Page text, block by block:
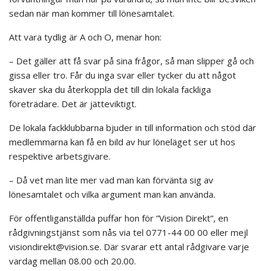
sedan när man kommer till lönesamtalet.
Att vara tydlig är A och O, menar hon:
– Det gäller att få svar på sina frågor, så man slipper gå och
gissa eller tro. Får du inga svar eller tycker du att något
skaver ska du återkoppla det till din lokala fackliga
företrädare. Det är jätteviktigt.
De lokala fackklubbarna bjuder in till information och stöd där
medlemmarna kan få en bild av hur löneläget ser ut hos
respektive arbetsgivare.
– Då vet man lite mer vad man kan förvänta sig av
lönesamtalet och vilka argument man kan använda.
För offentliganställda puffar hon för ”Vision Direkt”, en
rådgivningstjänst som nås via tel 0771-44 00 00 eller mejl
visiondirekt@vision.se. Där svarar ett antal rådgivare varje
vardag mellan 08.00 och 20.00.